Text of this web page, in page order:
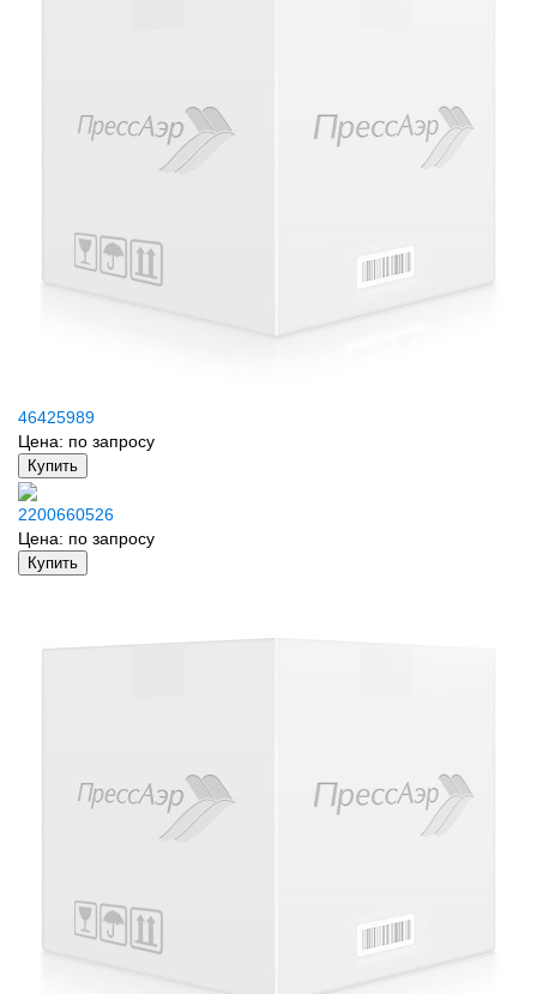
46425989
Цена: по запросу
Купить
2200660526
Цена: по запросу
Купить